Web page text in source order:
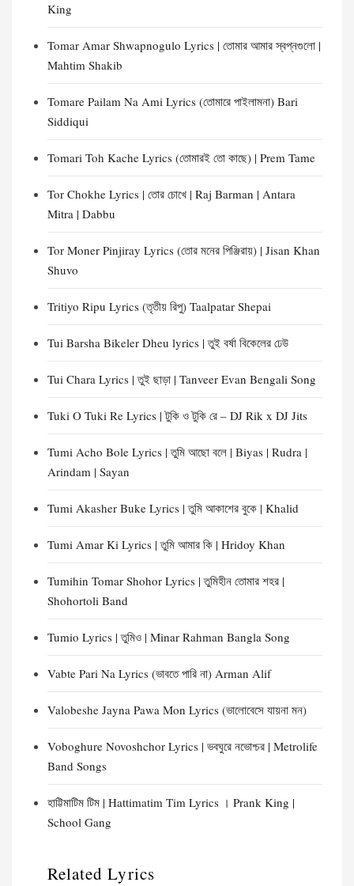
King
Tomar Amar Shwapnogulo Lyrics | তোমার আমার স্বপ্নগুলো |
Mahtim Shakib
Tomare Pailam Na Ami Lyrics (তোমারে পাইলামনা) Bari
Siddiqui
Tomari Toh Kache Lyrics (তোমারই তো কাছে) | Prem Tame
Tor Chokhe Lyrics | তোর চোখে | Raj Barman | Antara
Mitra | Dabbu
Tor Moner Pinjiray Lyrics (তোর মনের পিঞ্জিরায়) | Jisan Khan
Shuvo
Tritiyo Ripu Lyrics (তৃতীয় রিপু) Taalpatar Shepai
Tui Barsha Bikeler Dheu lyrics | তুই বর্ষা বিকেলের ঢেউ
Tui Chara Lyrics | তুই ছাড়া | Tanveer Evan Bengali Song
Tuki O Tuki Re Lyrics | টুকি ও টুকি রে – DJ Rik x DJ Jits
Tumi Acho Bole Lyrics | তুমি আছো বলে | Biyas | Rudra |
Arindam | Sayan
Tumi Akasher Buke Lyrics | তুমি আকাশের বুকে | Khalid
Tumi Amar Ki Lyrics | তুমি আমার কি | Hridoy Khan
Tumihin Tomar Shohor Lyrics | তুমিহীন তোমার শহর |
Shohortoli Band
Tumio Lyrics | তুমিও | Minar Rahman Bangla Song
Vabte Pari Na Lyrics (ভাবতে পারি না) Arman Alif
Valobeshe Jayna Pawa Mon Lyrics (ভালোবেসে যায়না মন)
Voboghure Novoshchor Lyrics | ভবঘুরে নভোশ্চর | Metrolife
Band Songs
হাট্টিমাটিম টিম | Hattimatim Tim Lyrics । Prank King |
School Gang
Related Lyrics